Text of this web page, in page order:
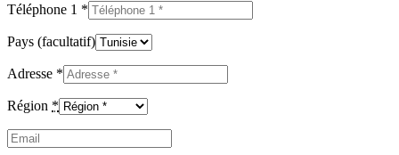
Téléphone 1 *
Pays (facultatif)
Adresse *
Région *
Email